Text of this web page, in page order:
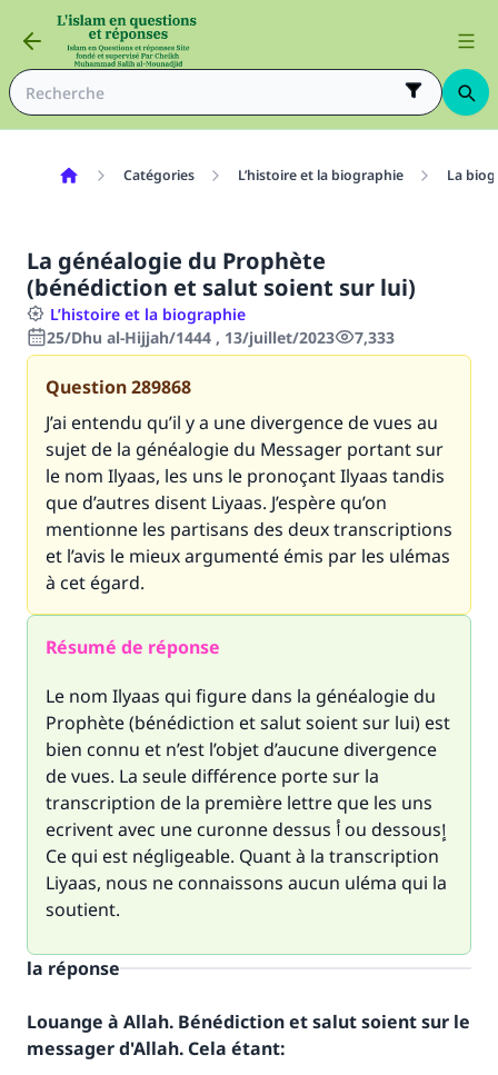
Catégories L’histoire et la biographie La
La généalogie du Prophète
(bénédiction et salut soient sur lui)
L’histoire et la biographie
25/Dhu al-Hijjah/1444 , 13/juillet/2023
7,333
Question289868
J’ai entendu qu’il y a une divergence de vues au
sujet de la généalogie du Messager portant sur
le nom Ilyaas, les uns le pronoçant Ilyaas tandis
que d’autres disent Liyaas. J’espère qu’on
mentionne les partisans des deux transcriptions
et l’avis le mieux argumenté émis par les ulémas
à cet égard.
Résumé de réponse
Le nom Ilyaas qui figure dans la généalogie du
Prophète (bénédiction et salut soient sur lui) est
bien connu et n’est l’objet d’aucune divergence
de vues. La seule différence porte sur la
transcription de la première lettre que les uns
ecrivent avec une curonne dessus أ ou dessousإ
Ce qui est négligeable. Quant à la transcription
Liyaas, nous ne connaissons aucun uléma qui la
soutient.
la réponse
Louange à Allah. Bénédiction et salut soient sur le
messager d'Allah. Cela étant: